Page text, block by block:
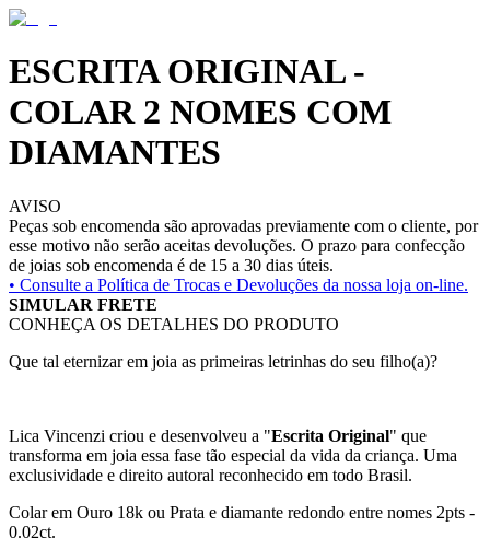
ESCRITA ORIGINAL -
COLAR 2 NOMES COM
DIAMANTES
AVISO
Peças sob encomenda são aprovadas previamente com o cliente, por
esse motivo não serão aceitas devoluções. O prazo para confecção
de joias sob encomenda é de 15 a 30 dias úteis.
• Consulte a Política de Trocas e Devoluções da nossa loja on-line.
SIMULAR FRETE
CONHEÇA OS DETALHES DO PRODUTO
Que tal eternizar em joia as primeiras letrinhas do seu filho(a)?
Lica Vincenzi criou e desenvolveu a "Escrita Original" que
transforma em joia essa fase tão especial da vida da criança. Uma
exclusividade e direito autoral reconhecido em todo Brasil.
Colar em Ouro 18k ou Prata e diamante redondo entre nomes 2pts -
0.02ct.